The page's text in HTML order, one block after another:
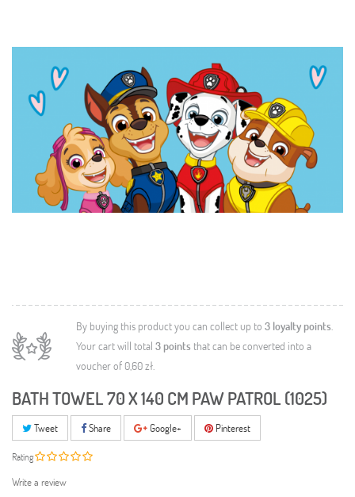
By buying this product you can collect up to 3 loyalty points.
Your cart will total 3points that can be converted into a
voucher of 0,60 zł.
BATH TOWEL 70 X 140 CM PAW PATROL (1025)
Tweet Share Google+ Pinterest
Rating
Write a review